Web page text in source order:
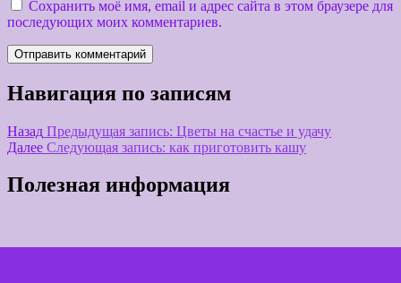
Сохранить моё имя, email и адрес сайта в этом браузере для
последующих моих комментариев.
Навигация по записям
Назад Предыдущая запись: Цветы на счастье и удачу
Далее Следующая запись: как приготовить кашу
Полезная информация